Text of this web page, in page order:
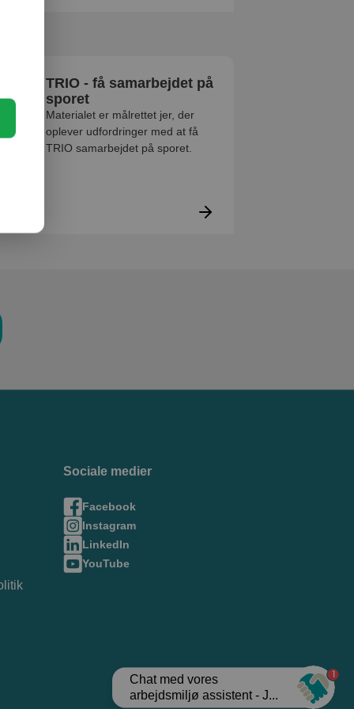
TRIO - få samarbejdet på
sporet
Materialet er målrettet jer, der
oplever udfordringer med at få
TRIO samarbejdet på sporet.
Sociale medier
Facebook
Instagram
LinkedIn
YouTube
Chat med vores
arbejdsmiljø assistent - J...
1